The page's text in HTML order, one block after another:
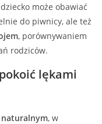
może obawiać
do piwnicy, ale też
, porównywaniem
rodziców.
lękami
, w